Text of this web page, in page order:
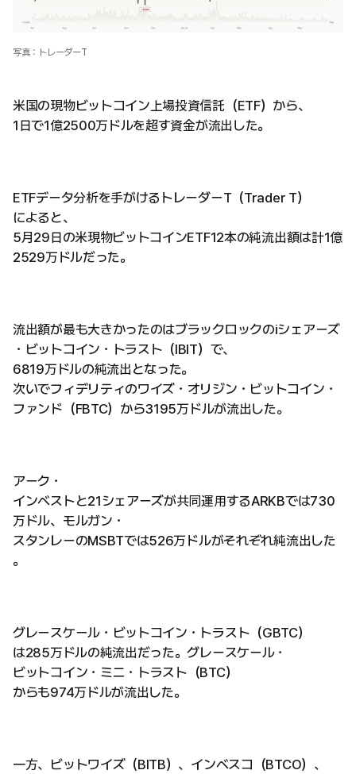
写真：トレーダーT
米国の現物ビットコイン上場投資信託（ETF）から、
1日で1億2500万ドルを超す資金が流出した。
ETFデータ分析を手がけるトレーダーT（Trader T）
によると、
5月29日の米現物ビットコインETF12本の純流出額は計1億
2529万ドルだった。
流出額が最も大きかったのはブラックロックのiシェアーズ
・ビットコイン・トラスト（IBIT）で、
6819万ドルの純流出となった。
次いでフィデリティのワイズ・オリジン・ビットコイン・
ファンド（FBTC）から3195万ドルが流出した。
アーク・
インベストと21シェアーズが共同運用するARKBでは730
万ドル、モルガン・
スタンレーのMSBTでは526万ドルがそれぞれ純流出した
。
グレースケール・ビットコイン・トラスト（GBTC）
は285万ドルの純流出だった。グレースケール・
ビットコイン・ミニ・トラスト（BTC）
からも974万ドルが流出した。
一方、ビットワイズ（BITB）、インベスコ（BTCO）、